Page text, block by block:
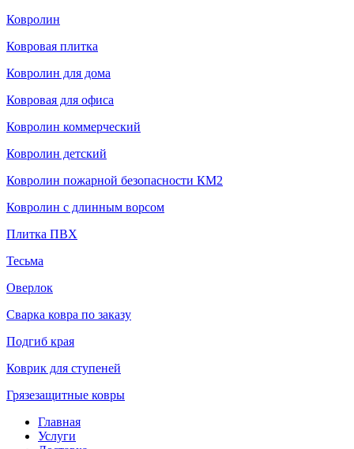
Ковролин
Ковровая плитка
Ковролин для дома
Ковровая для офиса
Ковролин коммерческий
Ковролин детский
Ковролин пожарной безопасности КМ2
Ковролин с длинным ворсом
Плитка ПВХ
Тесьма
Оверлок
Сварка ковра по заказу
Подгиб края
Коврик для ступеней
Грязезащитные ковры
Главная
Услуги